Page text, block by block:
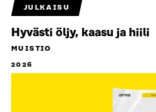
JULKAISU
Hyvästi öljy, kaasu ja hiili
MUISTIO
2026